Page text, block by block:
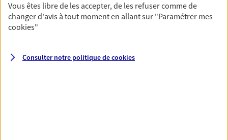
Découvrir l'offre Multirisque Entreprise
Vous êtes libre de les accepter, de les refuser comme de
changer d'avis à tout moment en allant sur "Paramétrer mes
cookies"
Consulter notre politique decookies